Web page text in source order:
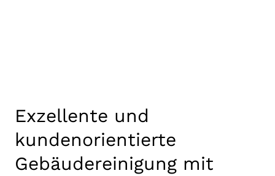
Exzellente und
kundenorientierte
Gebäudereinigung mit